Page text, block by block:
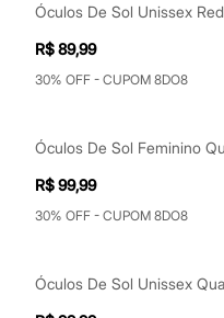
Bermudas
Calças
Calçados
Meias
Pijamas
Moda praia
Personagens
Calças
Camisas
Casacos e Jaquetas
R$ 89,99
30% OFF - CUPOM 8DO8
R$ 99,99
30% OFF - CUPOM 8DO8